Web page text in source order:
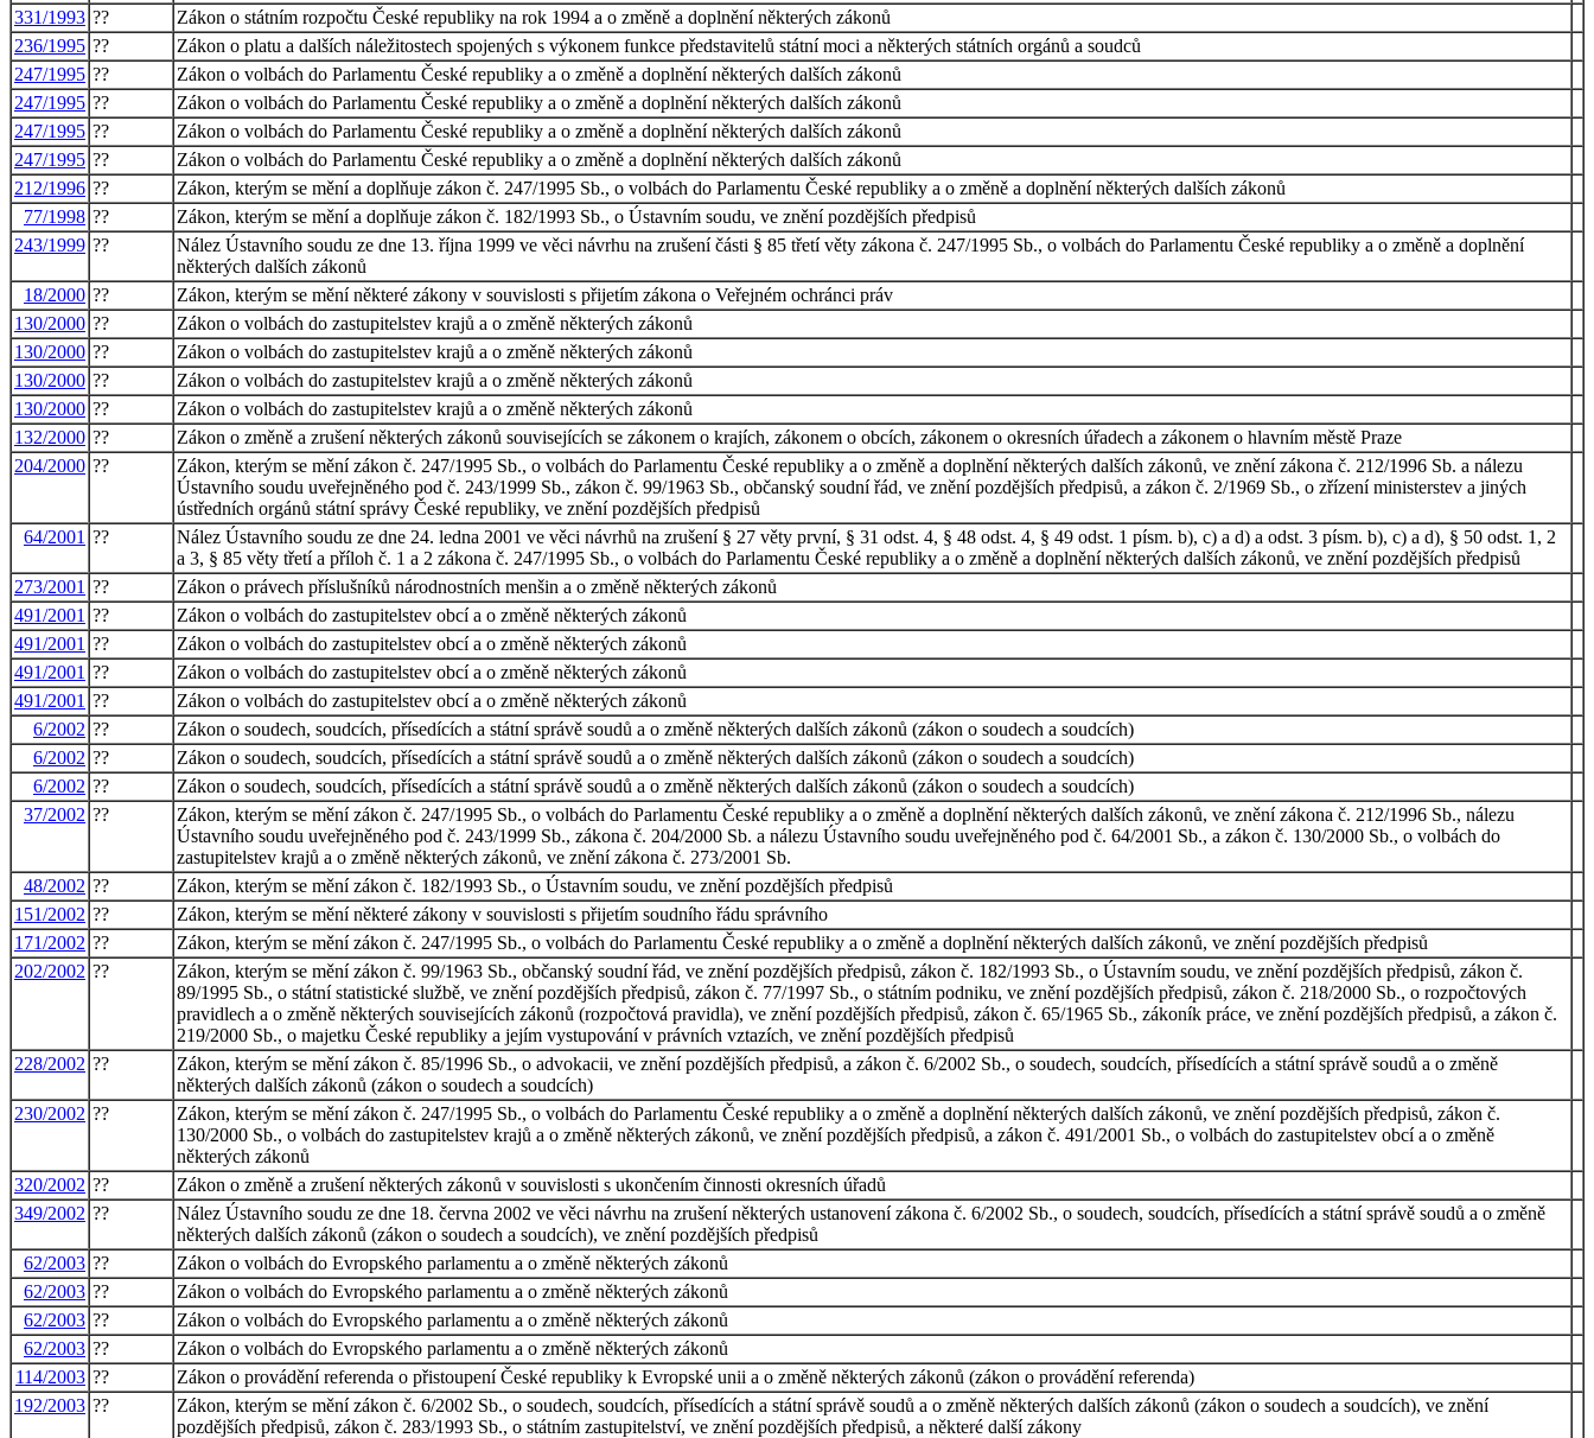
331/1993 ??
Zákon o státním rozpočtu České republiky na rok 1994 a o změně a doplnění některých zákonů
236/1995 ??
Zákon o platu a dalších náležitostech spojených s výkonem funkce představitelů státní moci a některých státních orgánů a soudců
247/1995 ??
Zákon o volbách do Parlamentu České republiky a o změně a doplnění některých dalších zákonů
247/1995 ??
Zákon o volbách do Parlamentu České republiky a o změně a doplnění některých dalších zákonů
247/1995 ??
Zákon o volbách do Parlamentu České republiky a o změně a doplnění některých dalších zákonů
247/1995 ??
Zákon o volbách do Parlamentu České republiky a o změně a doplnění některých dalších zákonů
212/1996 ??
Zákon, kterým se mění a doplňuje zákon č. 247/1995 Sb., o volbách do Parlamentu České republiky a o změně a doplnění některých dalších zákonů
77/1998 ??
Zákon, kterým se mění a doplňuje zákon č. 182/1993 Sb., o Ústavním soudu, ve znění pozdějších předpisů
243/1999 ??
Nález Ústavního soudu ze dne 13. října 1999 ve věci návrhu na zrušení části § 85 třetí věty zákona č. 247/1995 Sb., o volbách do Parlamentu České republiky a o změně a doplnění
některých dalších zákonů
18/2000 ??
Zákon, kterým se mění některé zákony v souvislosti s přijetím zákona o Veřejném ochránci práv
130/2000 ??
Zákon o volbách do zastupitelstev krajů a o změně některých zákonů
130/2000 ??
Zákon o volbách do zastupitelstev krajů a o změně některých zákonů
130/2000 ??
Zákon o volbách do zastupitelstev krajů a o změně některých zákonů
130/2000 ??
Zákon o volbách do zastupitelstev krajů a o změně některých zákonů
132/2000 ??
Zákon o změně a zrušení některých zákonů souvisejících se zákonem o krajích, zákonem o obcích, zákonem o okresních úřadech a zákonem o hlavním městě Praze
204/2000 ??
Zákon, kterým se mění zákon č. 247/1995 Sb., o volbách do Parlamentu České republiky a o změně a doplnění některých dalších zákonů, ve znění zákona č. 212/1996 Sb. a nálezu
Ústavního soudu uveřejněného pod č. 243/1999 Sb., zákon č. 99/1963 Sb., občanský soudní řád, ve znění pozdějších předpisů, a zákon č. 2/1969 Sb., o zřízení ministerstev a jiných
ústředních orgánů státní správy České republiky, ve znění pozdějších předpisů
64/2001 ??
Nález Ústavního soudu ze dne 24. ledna 2001 ve věci návrhů na zrušení § 27 věty první, § 31 odst. 4, § 48 odst. 4, § 49 odst. 1 písm. b), c) a d) a odst. 3 písm. b), c) a d), § 50 odst. 1, 2
a 3, § 85 věty třetí a příloh č. 1 a 2 zákona č. 247/1995 Sb., o volbách do Parlamentu České republiky a o změně a doplnění některých dalších zákonů, ve znění pozdějších předpisů
273/2001 ??
Zákon o právech příslušníků národnostních menšin a o změně některých zákonů
491/2001 ??
Zákon o volbách do zastupitelstev obcí a o změně některých zákonů
491/2001 ??
Zákon o volbách do zastupitelstev obcí a o změně některých zákonů
491/2001 ??
Zákon o volbách do zastupitelstev obcí a o změně některých zákonů
491/2001 ??
Zákon o volbách do zastupitelstev obcí a o změně některých zákonů
6/2002 ??
Zákon o soudech, soudcích, přísedících a státní správě soudů a o změně některých dalších zákonů (zákon o soudech a soudcích)
6/2002 ??
Zákon o soudech, soudcích, přísedících a státní správě soudů a o změně některých dalších zákonů (zákon o soudech a soudcích)
6/2002 ??
Zákon o soudech, soudcích, přísedících a státní správě soudů a o změně některých dalších zákonů (zákon o soudech a soudcích)
37/2002 ??
Zákon, kterým se mění zákon č. 247/1995 Sb., o volbách do Parlamentu České republiky a o změně a doplnění některých dalších zákonů, ve znění zákona č. 212/1996 Sb., nálezu
Ústavního soudu uveřejněného pod č. 243/1999 Sb., zákona č. 204/2000 Sb. a nálezu Ústavního soudu uveřejněného pod č. 64/2001 Sb., a zákon č. 130/2000 Sb., o volbách do
zastupitelstev krajů a o změně některých zákonů, ve znění zákona č. 273/2001 Sb.
48/2002 ??
Zákon, kterým se mění zákon č. 182/1993 Sb., o Ústavním soudu, ve znění pozdějších předpisů
151/2002 ??
Zákon, kterým se mění některé zákony v souvislosti s přijetím soudního řádu správního
171/2002 ??
Zákon, kterým se mění zákon č. 247/1995 Sb., o volbách do Parlamentu České republiky a o změně a doplnění některých dalších zákonů, ve znění pozdějších předpisů
202/2002 ??
Zákon, kterým se mění zákon č. 99/1963 Sb., občanský soudní řád, ve znění pozdějších předpisů, zákon č. 182/1993 Sb., o Ústavním soudu, ve znění pozdějších předpisů, zákon č.
89/1995 Sb., o státní statistické službě, ve znění pozdějších předpisů, zákon č. 77/1997 Sb., o státním podniku, ve znění pozdějších předpisů, zákon č. 218/2000 Sb., o rozpočtových
pravidlech a o změně některých souvisejících zákonů (rozpočtová pravidla), ve znění pozdějších předpisů, zákon č. 65/1965 Sb., zákoník práce, ve znění pozdějších předpisů, a zákon č.
219/2000 Sb., o majetku České republiky a jejím vystupování v právních vztazích, ve znění pozdějších předpisů
228/2002 ??
Zákon, kterým se mění zákon č. 85/1996 Sb., o advokacii, ve znění pozdějších předpisů, a zákon č. 6/2002 Sb., o soudech, soudcích, přísedících a státní správě soudů a o změně
některých dalších zákonů (zákon o soudech a soudcích)
230/2002 ??
Zákon, kterým se mění zákon č. 247/1995 Sb., o volbách do Parlamentu České republiky a o změně a doplnění některých dalších zákonů, ve znění pozdějších předpisů, zákon č.
130/2000 Sb., o volbách do zastupitelstev krajů a o změně některých zákonů, ve znění pozdějších předpisů, a zákon č. 491/2001 Sb., o volbách do zastupitelstev obcí a o změně
některých zákonů
320/2002 ??
Zákon o změně a zrušení některých zákonů v souvislosti s ukončením činnosti okresních úřadů
349/2002 ??
Nález Ústavního soudu ze dne 18. června 2002 ve věci návrhu na zrušení některých ustanovení zákona č. 6/2002 Sb., o soudech, soudcích, přísedících a státní správě soudů a o změně
některých dalších zákonů (zákon o soudech a soudcích), ve znění pozdějších předpisů
62/2003 ??
Zákon o volbách do Evropského parlamentu a o změně některých zákonů
62/2003 ??
Zákon o volbách do Evropského parlamentu a o změně některých zákonů
62/2003 ??
Zákon o volbách do Evropského parlamentu a o změně některých zákonů
62/2003 ??
Zákon o volbách do Evropského parlamentu a o změně některých zákonů
114/2003 ??
Zákon o provádění referenda o přistoupení České republiky k Evropské unii a o změně některých zákonů (zákon o provádění referenda)
192/2003 ??
Zákon, kterým se mění zákon č. 6/2002 Sb., o soudech, soudcích, přísedících a státní správě soudů a o změně některých dalších zákonů (zákon o soudech a soudcích), ve znění
pozdějších předpisů, zákon č. 283/1993 Sb., o státním zastupitelství, ve znění pozdějších předpisů, a některé další zákony